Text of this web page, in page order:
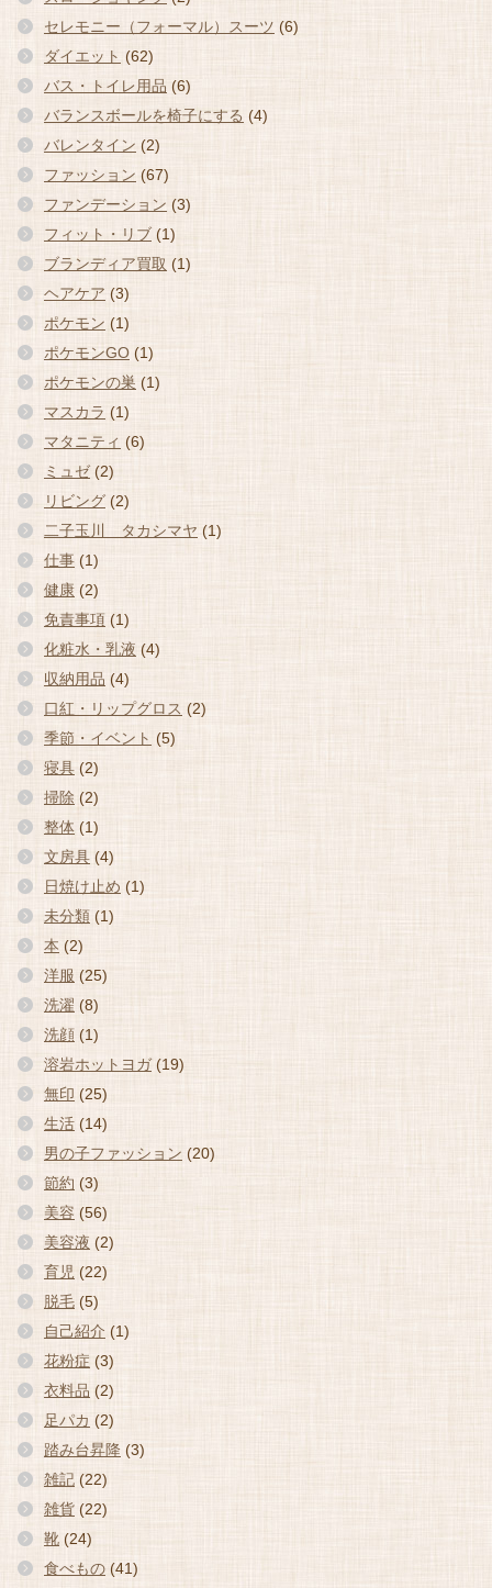
セレモニー（フォーマル）スーツ (6)
ダイエット (62)
バス・トイレ用品 (6)
バランスボールを椅子にする (4)
バレンタイン (2)
ファッション (67)
ファンデーション (3)
フィット・リブ (1)
ブランディア買取 (1)
ヘアケア (3)
ポケモン (1)
ポケモンGO (1)
ポケモンの巣 (1)
マスカラ (1)
マタニティ (6)
ミュゼ(2)
リビング (2)
二子玉川 タカシマヤ (1)
仕事 (1)
健康 (2)
免責事項 (1)
化粧水・乳液 (4)
収納用品 (4)
口紅・リップグロス (2)
季節・イベント (5)
寝具 (2)
掃除 (2)
整体 (1)
文房具 (4)
日焼け止め (1)
未分類 (1)
本 (2)
洋服 (25)
洗濯 (8)
洗顔 (1)
溶岩ホットヨガ(19)
無印 (25)
生活 (14)
男の子ファッション (20)
節約 (3)
美容 (56)
美容液 (2)
育児 (22)
脱毛 (5)
自己紹介 (1)
花粉症 (3)
衣料品 (2)
足パカ (2)
踏み台昇降 (3)
雑記 (22)
雑貨 (22)
靴 (24)
食べもの (41)